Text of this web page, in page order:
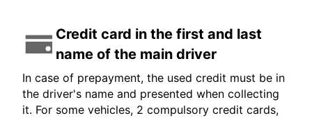
Credit card in the first and last
name of the main driver
In case of prepayment, the used credit must be in
the driver's name and presented when collecting
it. For some vehicles, 2 compulsory credit cards,